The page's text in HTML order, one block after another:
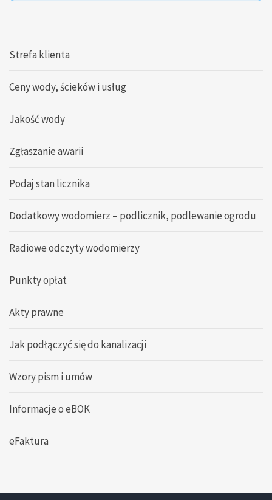
Strefa klienta
Ceny wody, ścieków i usług
Jakość wody
Zgłaszanie awarii
Podaj stan licznika
Dodatkowy wodomierz – podlicznik, podlewanie ogrodu
Radiowe odczyty wodomierzy
Punkty opłat
Akty prawne
Jak podłączyć się do kanalizacji
Wzory pism i umów
Informacje o eBOK
eFaktura